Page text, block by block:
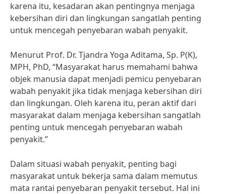
karena itu, kesadaran akan pentingnya menjaga
kebersihan diri dan lingkungan sangatlah penting
untuk mencegah penyebaran wabah penyakit.
Menurut Prof. Dr. Tjandra Yoga Aditama, Sp. P(K),
MPH, PhD, “Masyarakat harus memahami bahwa
objek manusia dapat menjadi pemicu penyebaran
wabah penyakit jika tidak menjaga kebersihan diri
dan lingkungan. Oleh karena itu, peran aktif dari
masyarakat dalam menjaga kebersihan sangatlah
penting untuk mencegah penyebaran wabah
penyakit.”
Dalam situasi wabah penyakit, penting bagi
masyarakat untuk bekerja sama dalam memutus
mata rantai penyebaran penyakit tersebut. Hal ini